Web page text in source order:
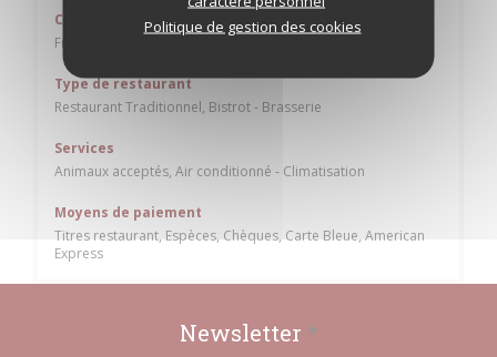
Politique de gestion des cookies
Cuisine
Française Traditionnelle
Type de restaurant
Restaurant Traditionnel, Bistrot - Brasserie
Services
Animaux acceptés, Air conditionné - Climatisation
Moyens de paiement
Titres restaurant, Espèces, Chèques, Carte Bleue, American
Express
Newsletter *